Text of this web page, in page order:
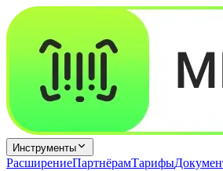
Инструменты
РасширениеПартнёрамТарифы